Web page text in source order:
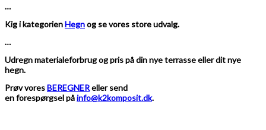
…
Kig i kategorienHegnog se vores store udvalg.
…
Udregn materialeforbrug og pris på din nye terrasse eller dit nye
hegn.
Prøv voresBEREGNEReller send
en forespørgsel påinfo@k2komposit.dk.